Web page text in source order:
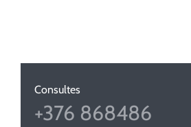
Consultes
+376 868486